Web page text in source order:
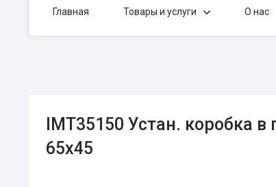
Главная Товары и услуги О нас
IMT35150 Устан. коробка
65х45